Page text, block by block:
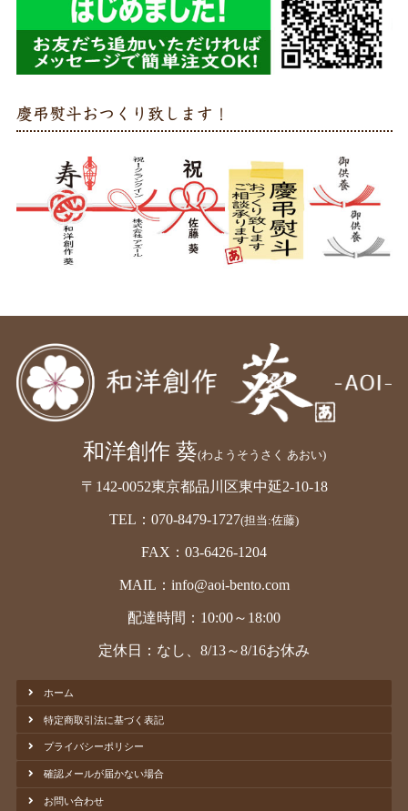
慶弔熨斗おつくり致します！
和洋創作 葵(わようそうさく あおい)
〒142-0052東京都品川区東中延2-10-18
TEL：070-8479-1727(担当:佐藤)
FAX：03-6426-1204
MAIL：info@aoi-bento.com
配達時間：10:00～18:00
定休日：なし、8/13～8/16お休み
ホーム
特定商取引法に基づく表記
プライバシーポリシー
確認メールが届かない場合
お問い合わせ